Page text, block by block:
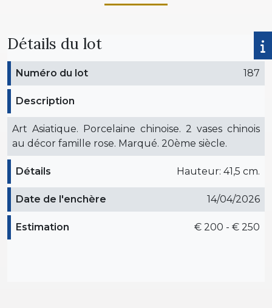
Détails du lot
Numéro du lot 187
Description
Art Asiatique. Porcelaine chinoise. 2 vases chinois
au décor famille rose. Marqué. 20ème siècle.
Détails Hauteur: 41,5 cm.
Date de l'enchère 14/04/2026
Estimation € 200 - € 250